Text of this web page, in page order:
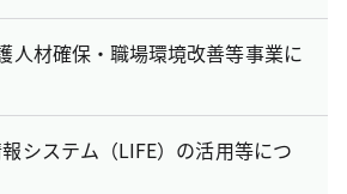
人材確保・職場環境改善等事業に
システム（LIFE）の活用等につ